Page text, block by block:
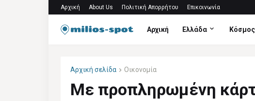
Αρχική About Us Πολιτική Απορρήτου Επικοινωνία
Αρχική Ελλάδα Κόσμος
Αρχική σελίδα Οικονομία
Με προπληρωμένη